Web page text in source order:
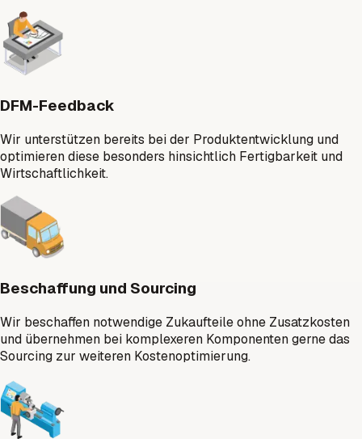
DFM-Feedback
Wir unterstützen bereits bei der Produktentwicklung und
optimieren diese besonders hinsichtlich Fertigbarkeit und
Wirtschaftlichkeit.
Beschaffung und Sourcing
Wir beschaffen notwendige Zukaufteile ohne Zusatzkosten
und übernehmen bei komplexeren Komponenten gerne das
Sourcing zur weiteren Kostenoptimierung.